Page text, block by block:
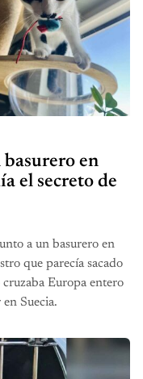
en
el secreto de
a un basurero en
que parecía sacado
Europa entero
Suecia.